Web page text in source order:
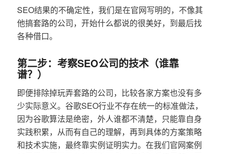
SEO结果的不确定性，我们是在官网写明的，不像其
他搞套路的公司，开始什么都说的很美好，到最后找
各种借口。
第二步：考察SEO公司的技术（谁靠
谱？）
即便排除掉玩弄套路的公司，比较各家方案也没有多
少实际意义。谷歌SEO行业不存在统一的标准做法，
因为谷歌算法是绝密，外人谁都不清楚，只能靠自身
实践积累，从而有自己的理解，再到具体的方案策略
和技术实施，最终靠实例证明实力。在我们官网案例